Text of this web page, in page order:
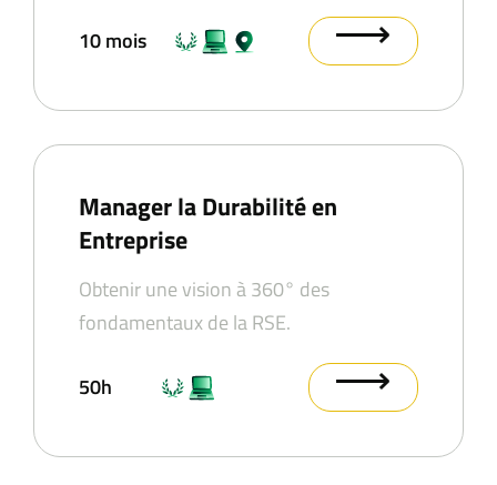
10 mois ⟶
Manager la Durabilité en
Entreprise
Obtenir une vision à 360° des
fondamentaux de la RSE.
50h ⟶